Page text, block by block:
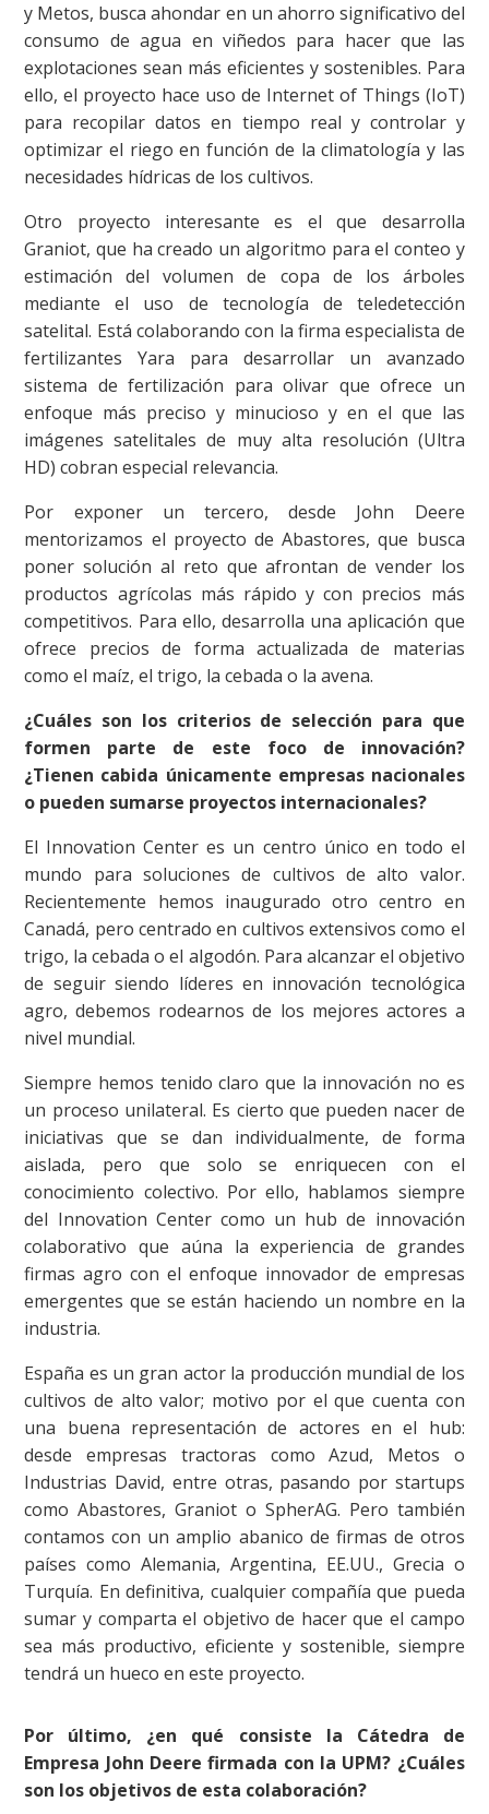
y Metos, busca ahondar en un ahorro significativo del
consumo de agua en viñedos para hacer que las
explotaciones sean más eficientes y sostenibles. Para
ello, el proyecto hace uso de Internet of Things (IoT)
para recopilar datos en tiempo real y controlar y
optimizar el riego en función de la climatología y las
necesidades hídricas de los cultivos.
Otro proyecto interesante es el que desarrolla
Graniot, que ha creado un algoritmo para el conteo y
estimación del volumen de copa de los árboles
mediante el uso de tecnología de teledetección
satelital. Está colaborando con la firma especialista de
fertilizantes Yara para desarrollar un avanzado
sistema de fertilización para olivar que ofrece un
enfoque más preciso y minucioso y en el que las
imágenes satelitales de muy alta resolución (Ultra
HD) cobran especial relevancia.
Por exponer un tercero, desde John Deere
mentorizamos el proyecto de Abastores, que busca
poner solución al reto que afrontan de vender los
productos agrícolas más rápido y con precios más
competitivos. Para ello, desarrolla una aplicación que
ofrece precios de forma actualizada de materias
como el maíz, el trigo, la cebada o la avena.
¿Cuáles son los criterios de selección para que
formen parte de este foco de innovación?
¿Tienen cabida únicamente empresas nacionales
o pueden sumarse proyectos internacionales?
El Innovation Center es un centro único en todo el
mundo para soluciones de cultivos de alto valor.
Recientemente hemos inaugurado otro centro en
Canadá, pero centrado en cultivos extensivos como el
trigo, la cebada o el algodón. Para alcanzar el objetivo
de seguir siendo líderes en innovación tecnológica
agro, debemos rodearnos de los mejores actores a
nivel mundial.
Siempre hemos tenido claro que la innovación no es
un proceso unilateral. Es cierto que pueden nacer de
iniciativas que se dan individualmente, de forma
aislada, pero que solo se enriquecen con el
conocimiento colectivo. Por ello, hablamos siempre
del Innovation Center como un hub de innovación
colaborativo que aúna la experiencia de grandes
firmas agro con el enfoque innovador de empresas
emergentes que se están haciendo un nombre en la
industria.
España es un gran actor la producción mundial de los
cultivos de alto valor; motivo por el que cuenta con
una buena representación de actores en el hub:
desde empresas tractoras como Azud, Metos o
Industrias David, entre otras, pasando por startups
como Abastores, Graniot o SpherAG. Pero también
contamos con un amplio abanico de firmas de otros
países como Alemania, Argentina, EE.UU., Grecia o
Turquía. En definitiva, cualquier compañía que pueda
sumar y comparta el objetivo de hacer que el campo
sea más productivo, eficiente y sostenible, siempre
tendrá un hueco en este proyecto.
Por último, ¿en qué consiste la Cátedra de
Empresa John Deere firmada con la UPM? ¿Cuáles
son los objetivos de esta colaboración?